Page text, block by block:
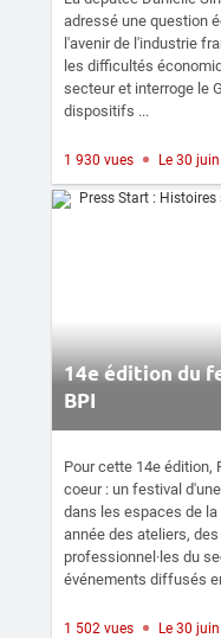
adressé une question
l'avenir de l'industrie
les difficultés
secteur et interroge le
dispositifs ...
1 930 vues Le 30
14e édition du
BPI
Pour cette 14e édition,
coeur : un festival
dans les espaces de
année des ateliers,
professionnel·les du
événements diffusés
1 502 vues Le 30